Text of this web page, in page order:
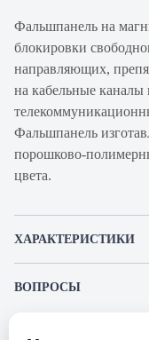
Фальшпанель на
блокировки
направляющих,
на кабельные
Фальшпанель
порошково-
цвета.
ХАРАКТЕРИСТИКИ
ВОПРОСЫ